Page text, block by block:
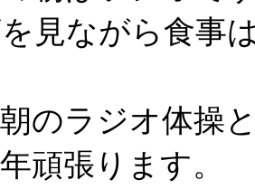
見ながら食事
のラジオ体操
頑張ります。